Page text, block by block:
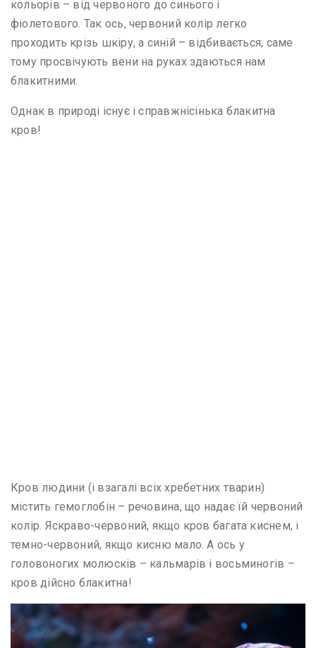
кольорів – від червоного до синього і
фіолетового. Так ось, червоний колір легко
проходить крізь шкіру, а синій – відбивається; саме
тому просвічують вени на руках здаються нам
блакитними.
Однак в природі існує і справжнісінька блакитна
кров!
Кров людини (і взагалі всіх хребетних тварин)
містить гемоглобін – речовина, що надає їй червоний
колір. Яскраво-червоний, якщо кров багата киснем, і
темно-червоний, якщо кисню мало. А ось у
головоногих молюсків – кальмарів і восьминогів –
кров дійсно блакитна!